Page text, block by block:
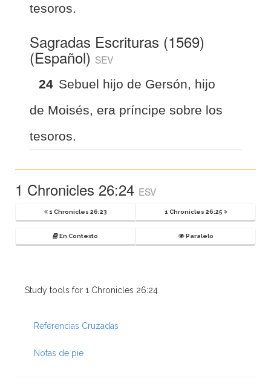
tesoros.
Sagradas Escrituras (1569)
(Español) SEV
24 Sebuel hijo de Gersón, hijo
de Moisés, era príncipe sobre los
tesoros.
1 Chronicles 26:24 ESV
1 Chronicles 26:23 1 Chronicles 26:25
En Contexto Paralelo
Study tools for 1 Chronicles 26:24
Referencias Cruzadas
Notas de pie